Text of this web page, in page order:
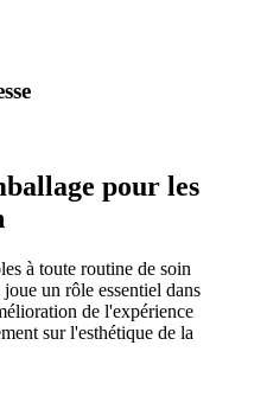
pour les
à toute routine de soin
un rôle essentiel dans
de l'expérience
sur l'esthétique de la